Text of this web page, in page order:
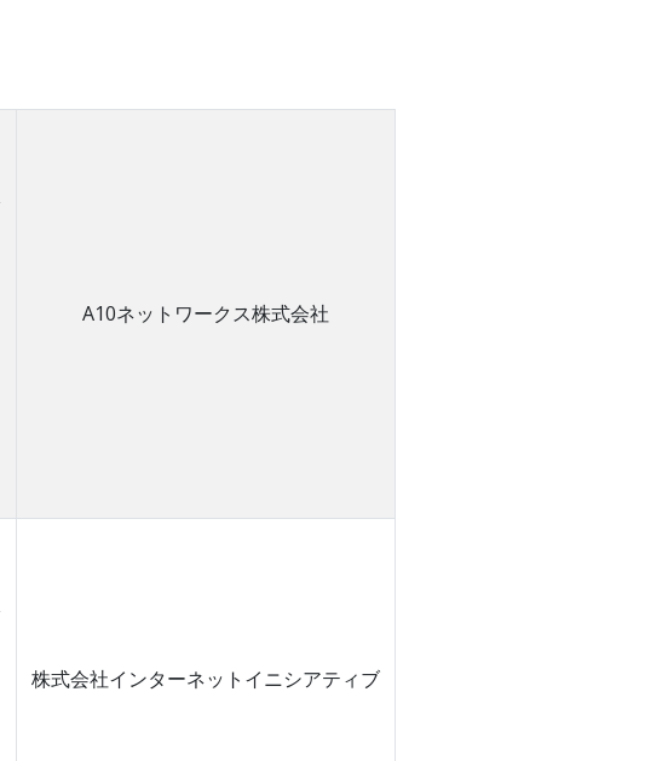
A10ネットワークス株式会社
株式会社インターネットイニシアティブ